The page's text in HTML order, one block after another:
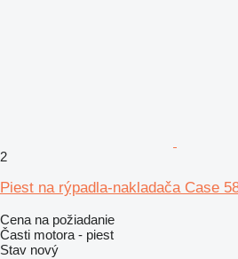
2
Piest na rýpadla-nakladača Case
Cena na požiadanie
Časti motora - piest
Stav nový